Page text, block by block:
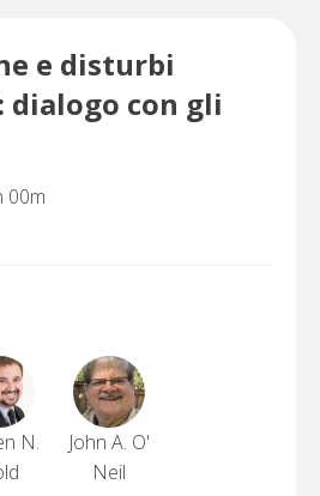
e disturbi
dialogo con gli
00m
N.
John A. O'
Neil